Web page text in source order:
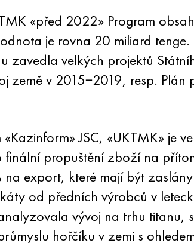
«před 2022» Program
je rovna 20 miliard
zavedla velkých projektů
země v 2015−2019, resp. Plán
JSC, «UKTMK» je
propuštění zboží na
export, které mají být
od předních výrobců v
vývoj na trhu titanu,
hořčíku v zemi s